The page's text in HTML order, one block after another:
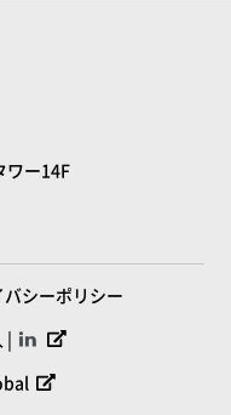
ワー14F
バシーポリシー
|